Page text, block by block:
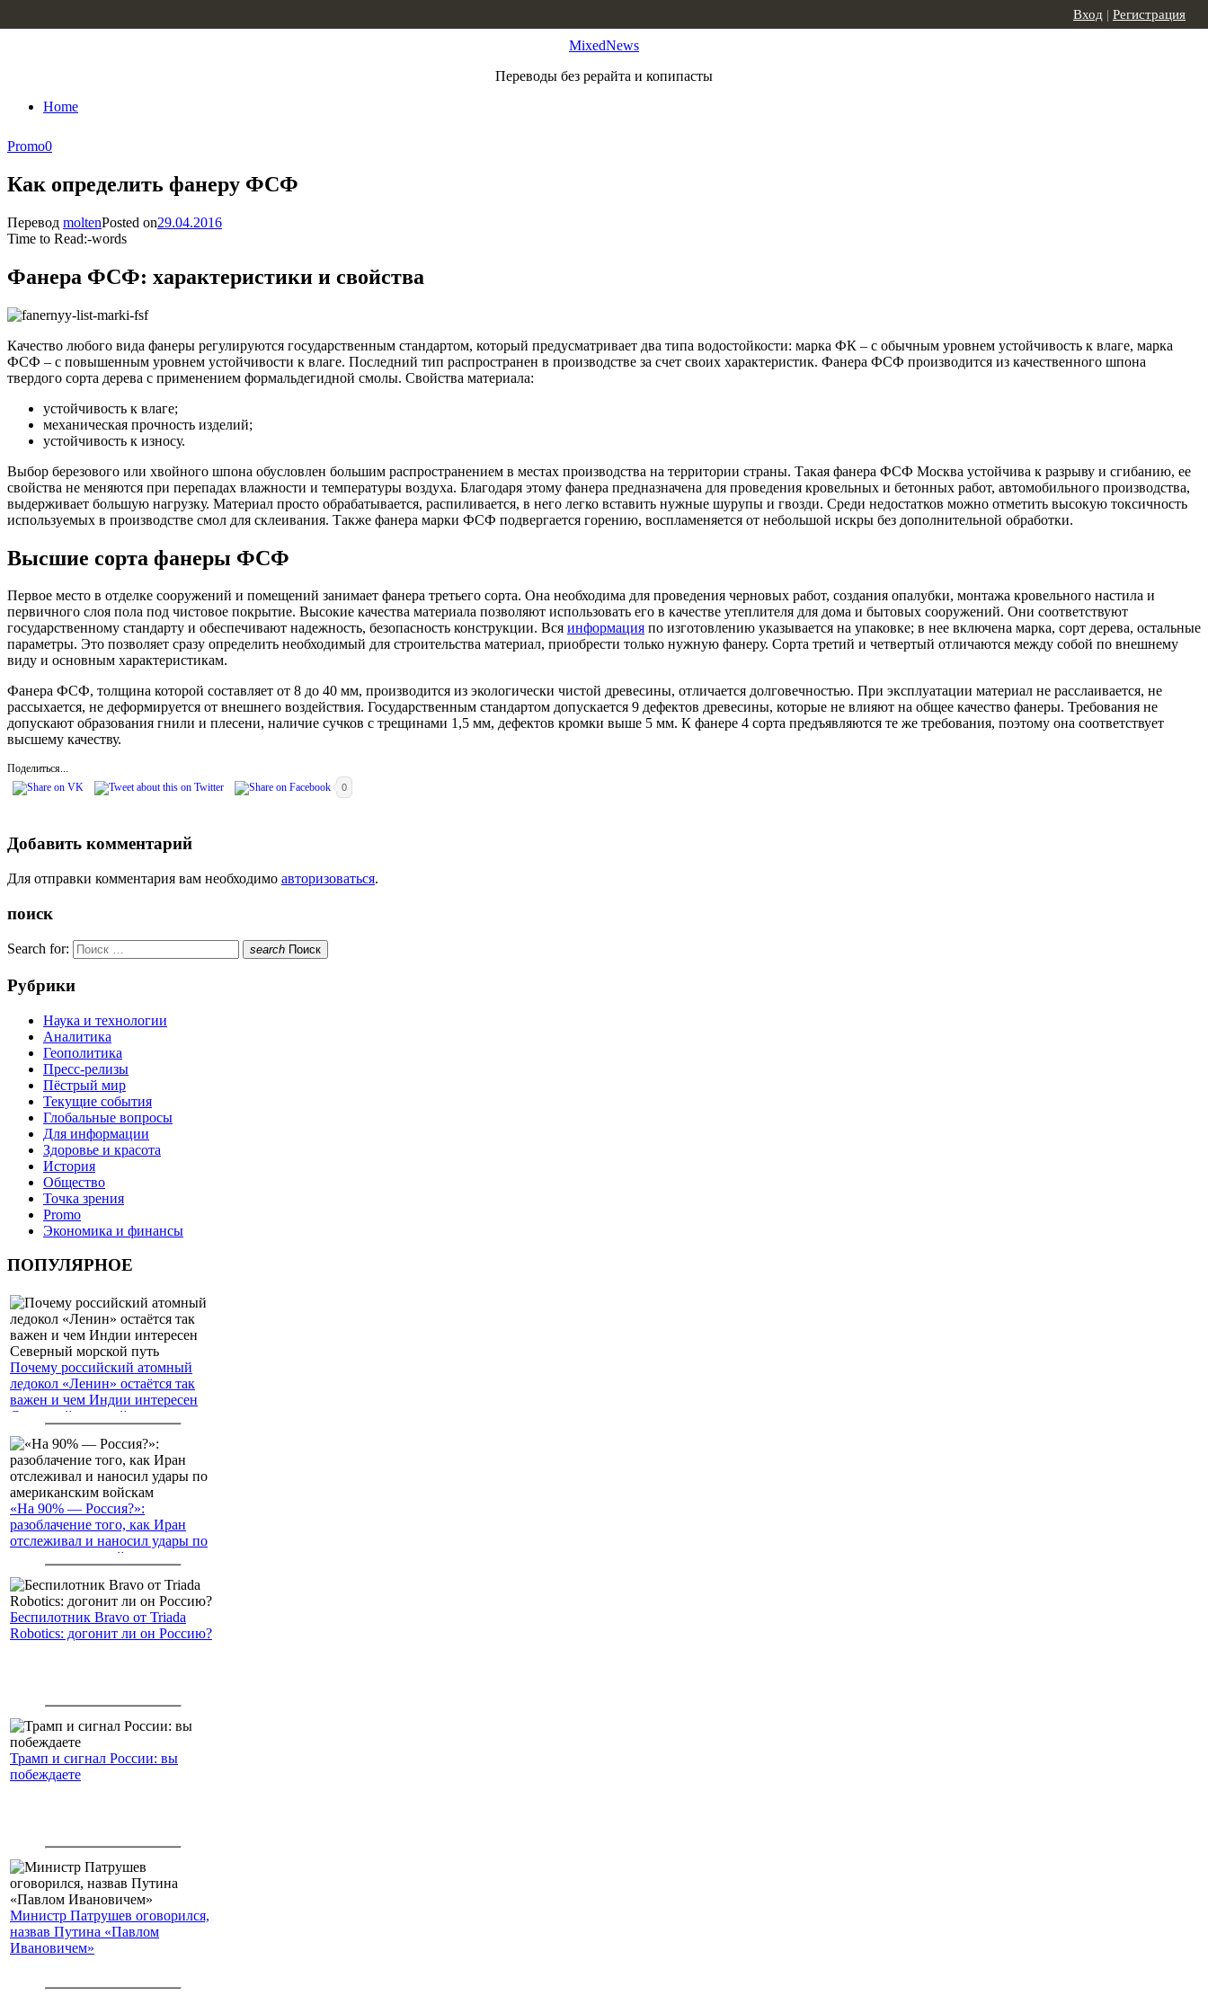
MixedNews
Переводы без рерайта и копипасты
Home
Вход | Регистрация
Promo0
Как определить фанеру ФСФ
Перевод moltenPosted on29.04.2016
Time to Read:-words
Фанера ФСФ: характеристики и свойства
Качество любого вида фанеры регулируются государственным стандартом, который предусматривает два типа водостойкости: марка ФК – с обычным уровнем устойчивость к влаге, марка
ФСФ – с повышенным уровнем устойчивости к влаге. Последний тип распространен в производстве за счет своих характеристик. Фанера ФСФ производится из качественного шпона
твердого сорта дерева с применением формальдегидной смолы. Свойства материала:
устойчивость к влаге;
механическая прочность изделий;
устойчивость к износу.
Выбор березового или хвойного шпона обусловлен большим распространением в местах производства на территории страны. Такая фанера ФСФ Москва устойчива к разрыву и сгибанию, ее
свойства не меняются при перепадах влажности и температуры воздуха. Благодаря этому фанера предназначена для проведения кровельных и бетонных работ, автомобильного производства,
выдерживает большую нагрузку. Материал просто обрабатывается, распиливается, в него легко вставить нужные шурупы и гвозди. Среди недостатков можно отметить высокую токсичность
используемых в производстве смол для склеивания. Также фанера марки ФСФ подвергается горению, воспламеняется от небольшой искры без дополнительной обработки.
Высшие сорта фанеры ФСФ
Первое место в отделке сооружений и помещений занимает фанера третьего сорта. Она необходима для проведения черновых работ, создания опалубки, монтажа кровельного настила и
первичного слоя пола под чистовое покрытие. Высокие качества материала позволяют использовать его в качестве утеплителя для дома и бытовых сооружений. Они соответствуют
государственному стандарту и обеспечивают надежность, безопасность конструкции. Вся информация по изготовлению указывается на упаковке; в нее включена марка, сорт дерева, остальные
параметры. Это позволяет сразу определить необходимый для строительства материал, приобрести только нужную фанеру. Сорта третий и четвертый отличаются между собой по внешнему
виду и основным характеристикам.
Фанера ФСФ, толщина которой составляет от 8 до 40 мм, производится из экологически чистой древесины, отличается долговечностью. При эксплуатации материал не расслаивается, не
рассыхается, не деформируется от внешнего воздействия. Государственным стандартом допускается 9 дефектов древесины, которые не влияют на общее качество фанеры. Требования не
допускают образования гнили и плесени, наличие сучков с трещинами 1,5 мм, дефектов кромки выше 5 мм. К фанере 4 сорта предъявляются те же требования, поэтому она соответствует
высшему качеству.
Поделиться...
0
Добавить комментарий
Для отправки комментария вам необходимо авторизоваться.
поиск
Search for: search Поиск
Рубрики
Наука и технологии
Аналитика
Геополитика
Пресс-релизы
Пёстрый мир
Текущие события
Глобальные вопросы
Для информации
Здоровье и красота
История
Общество
Точка зрения
Promo
Экономика и финансы
ПОПУЛЯРНОЕ
Почему российский атомный
ледокол «Ленин» остаётся так
важен и чем Индии интересен
Северный морской путь
«На 90% — Россия?»:
разоблачение того, как Иран
отслеживал и наносил удары по
американским войскам
Беспилотник Bravo от Triada
Robotics: догонит ли он Россию?
Трамп и сигнал России: вы
побеждаете
Министр Патрушев оговорился,
назвав Путина «Павлом
Ивановичем»